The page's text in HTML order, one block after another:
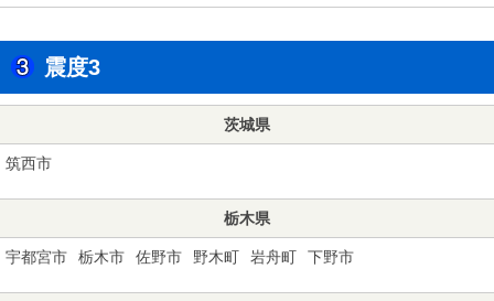
震度3
茨城県
筑西市
栃木県
宇都宮市 栃木市 佐野市 野木町 岩舟町 下野市